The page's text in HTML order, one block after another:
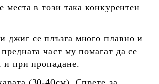
места в този така конкурентен
джиг се плъзга много плавно и
част му помагат да се
и при пропадане.